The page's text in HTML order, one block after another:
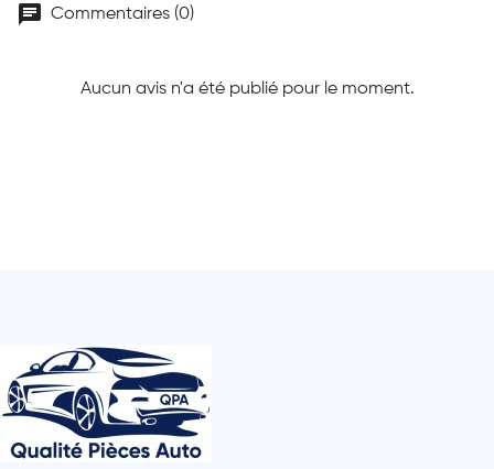
chat Commentaires (0)
Aucun avis n'a été publié pour le moment.